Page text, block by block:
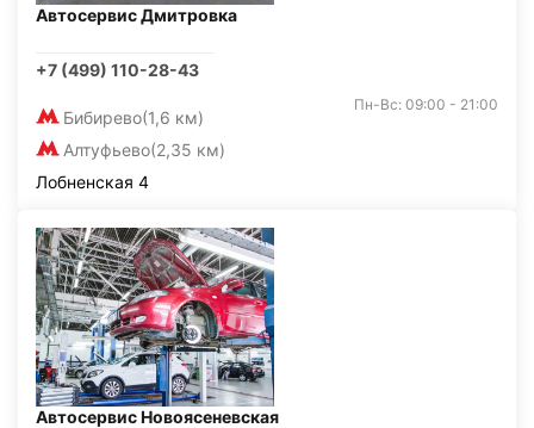
Автосервис Дмитровка
+7 (499) 110-28-43
Бибирево(1,6 км)
Алтуфьево(2,35 км)
Пн-Вс: 09:00 - 21:00
Лобненская 4
Автосервис Новоясеневская